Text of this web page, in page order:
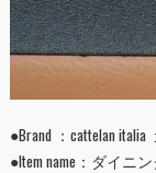
●Brand ：cattelan
●Item name：ダイニ